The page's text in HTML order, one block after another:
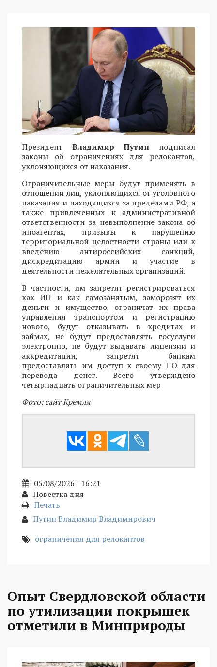
Президент Владимир Путин подписал
законы об ограничениях для релокантов,
уклоняющихся от наказания.
Ограничительные меры будут применять в
отношении лиц, уклоняющихся от уголовного
наказания и находящихся за пределами РФ, а
также привлеченных к административной
ответственности за невыполнение закона об
иноагентах, призывы к нарушению
территориальной целостности страны или к
введению антироссийских санкций,
дискредитацию армии и участие в
деятельности нежелательных организаций.
В частности, им запретят регистрироваться
как ИП и как самозанятым, заморозят их
деньги и имущество, ограничат их права
управления транспортом и регистрацию
нового, будут отказывать в кредитах и
займах, не будут предоставлять госуслуги
электронно, не будут выдавать лицензии и
аккредитации, запретят банкам
предоставлять им доступ к своему ПО для
перевода денег. Всего утверждено
четырнадцать ограничительных мер
Фото: сайт Кремля
05/08/2026 - 16:21
Повестка дня
Печать
Путин Владимир Владимирович
ограничения для релокантов
Опыт Свердловской области
по утилизации покрышек
отметили в Минприроды